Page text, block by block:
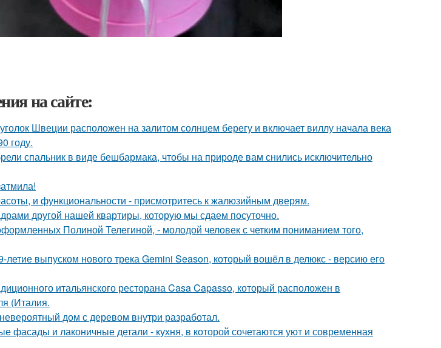
на сайте:
Швеции расположен на залитом солнцем берегу и включает виллу начала века
году.
спальник в виде бешбармака, чтобы на природе вам снились исключительно
и функциональности - присмотритесь к жалюзийным дверям.
другой нашей квартиры, которую мы сдаем посуточно.
Полиной Телегиной, - молодой человек с четким пониманием того,
летие выпуском нового трека Gemini Season, который вошёл в делюкс - версию его
итальянского ресторана Casa Capasso, который расположен в
(Италия.
дом с деревом внутри разработал.
фасады и лаконичные детали - кухня, в которой сочетаются уют и современная